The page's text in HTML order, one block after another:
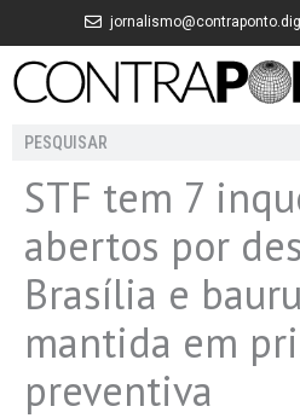
para
Pesquisar
STF tem 7
abertos por
Brasília e
mantida em
preventiva